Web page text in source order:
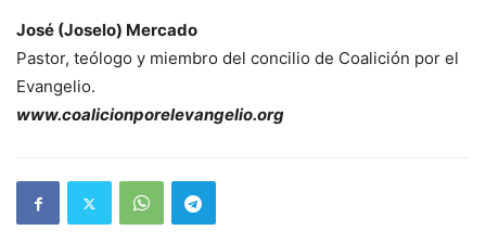
José (Joselo) Mercado
Pastor, teólogo y miembro del concilio de Coalición por el
Evangelio.
www.coalicionporelevangelio.org